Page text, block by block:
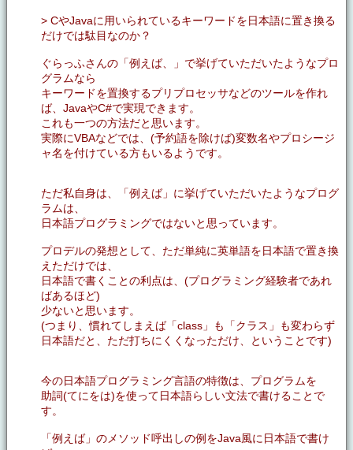
> CやJavaに用いられているキーワードを日本語に置き換る
だけでは駄目なのか？
ぐらっふさんの「例えば、」で挙げていただいたようなプロ
グラムなら
キーワードを置換するプリプロセッサなどのツールを作れ
ば、JavaやC#で実現できます。
これも一つの方法だと思います。
実際にVBAなどでは、(予約語を除けば)変数名やプロシージ
ャ名を付けている方もいるようです。
ただ私自身は、「例えば」に挙げていただいたようなプログ
ラムは、
日本語プログラミングではないと思っています。
プロデルの発想として、ただ単純に英単語を日本語で置き換
えただけでは、
日本語で書くことの利点は、(プログラミング経験者であれ
ばあるほど)
少ないと思います。
(つまり、慣れてしまえば「class」も「クラス」も変わらず
日本語だと、ただ打ちにくくなっただけ、ということです)
今の日本語プログラミング言語の特徴は、プログラムを
助詞(てにをは)を使って日本語らしい文法で書けることで
す。
「例えば」のメソッド呼出しの例をJava風に日本語で書け